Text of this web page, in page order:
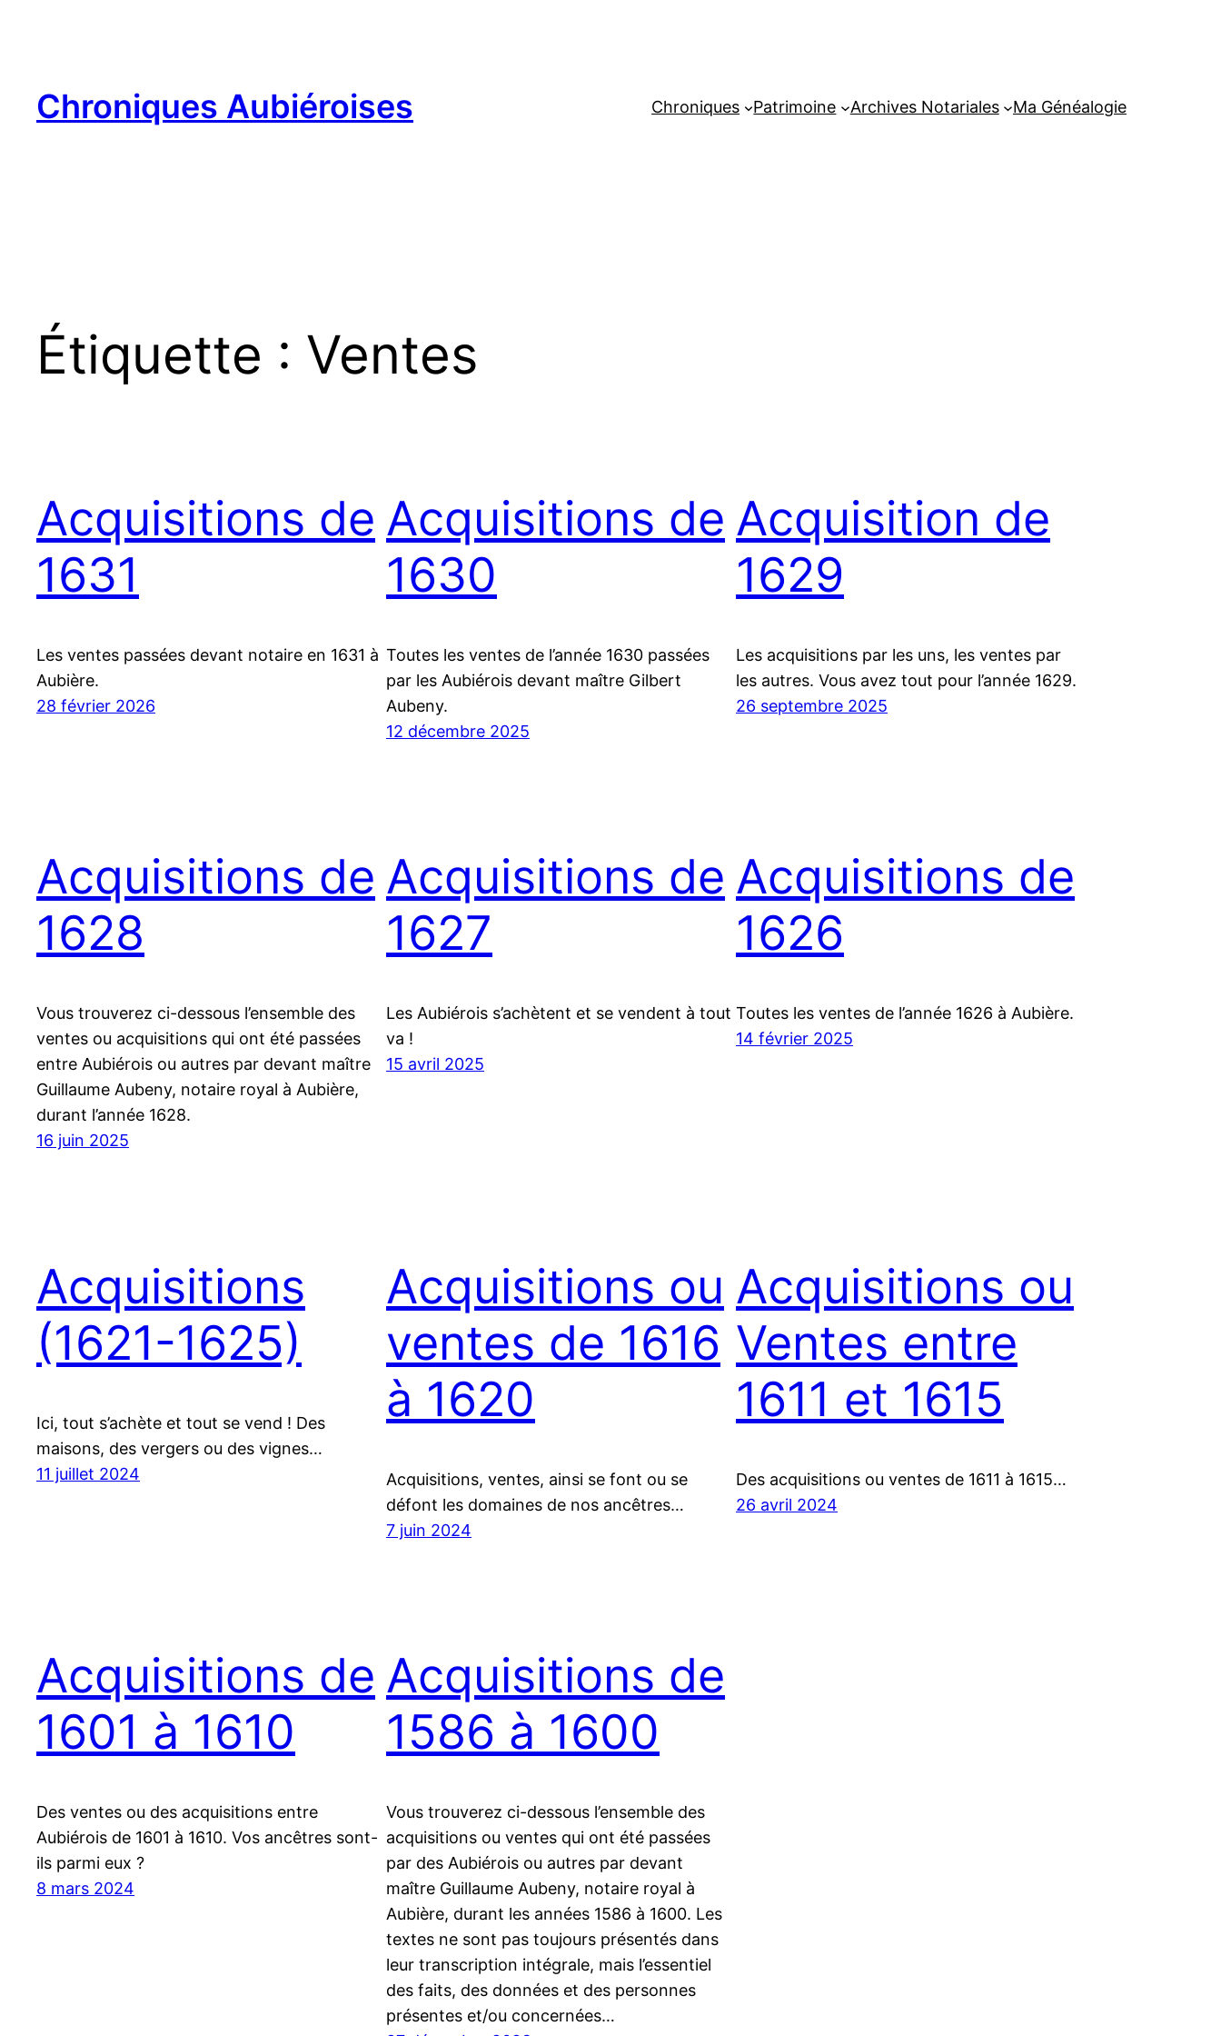
Chroniques Aubiéroises Chroniques Patrimoine Archives Notariales Ma Généalogie
Étiquette : Ventes
Acquisitions de
1631
Les ventes passées devant notaire en 1631 à
Aubière.
28 février 2026
Acquisitions de
1630
Toutes les ventes de l’année 1630 passées
par les Aubiérois devant maître Gilbert
Aubeny.
12 décembre 2025
Acquisition de
1629
Les acquisitions par les uns, les ventes par
les autres. Vous avez tout pour l’année 1629.
26 septembre 2025
Acquisitions de
1628
Vous trouverez ci-dessous l’ensemble des
ventes ou acquisitions qui ont été passées
entre Aubiérois ou autres par devant maître
Guillaume Aubeny, notaire royal à Aubière,
durant l’année 1628.
16 juin 2025
Acquisitions de
1627
Les Aubiérois s’achètent et se vendent à tout
va !
15 avril 2025
Acquisitions de
1626
Toutes les ventes de l’année 1626 à Aubière.
14 février 2025
Acquisitions
(1621-1625)
Ici, tout s’achète et tout se vend ! Des
maisons, des vergers ou des vignes…
11 juillet 2024
Acquisitions ou
ventes de 1616
à 1620
Acquisitions, ventes, ainsi se font ou se
défont les domaines de nos ancêtres…
7 juin 2024
Acquisitions ou
Ventes entre
1611 et 1615
Des acquisitions ou ventes de 1611 à 1615…
26 avril 2024
Acquisitions de
1601 à 1610
Des ventes ou des acquisitions entre
Aubiérois de 1601 à 1610. Vos ancêtres sont-
ils parmi eux ?
8 mars 2024
Acquisitions de
1586 à 1600
Vous trouverez ci-dessous l’ensemble des
acquisitions ou ventes qui ont été passées
par des Aubiérois ou autres par devant
maître Guillaume Aubeny, notaire royal à
Aubière, durant les années 1586 à 1600. Les
textes ne sont pas toujours présentés dans
leur transcription intégrale, mais l’essentiel
des faits, des données et des personnes
présentes et/ou concernées…